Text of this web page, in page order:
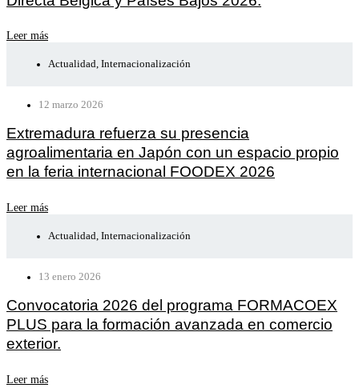
Leer más
Actualidad, Internacionalización
12 marzo 2026
Extremadura refuerza su presencia
agroalimentaria en Japón con un espacio propio
en la feria internacional FOODEX 2026
Leer más
Actualidad, Internacionalización
13 enero 2026
Convocatoria 2026 del programa FORMACOEX
PLUS para la formación avanzada en comercio
exterior.
Leer más